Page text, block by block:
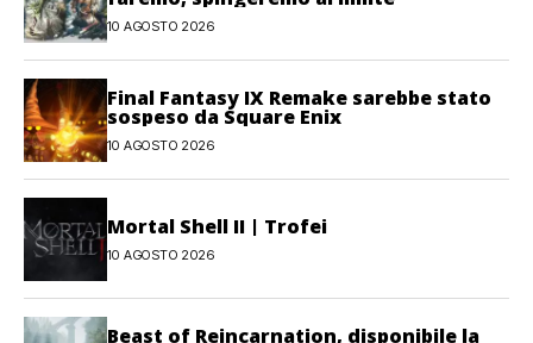
10 AGOSTO 2026
Final Fantasy IX Remake sarebbe stato
sospeso da Square Enix
10 AGOSTO 2026
Mortal Shell II | Trofei
10 AGOSTO 2026
Beast of Reincarnation, disponibile la